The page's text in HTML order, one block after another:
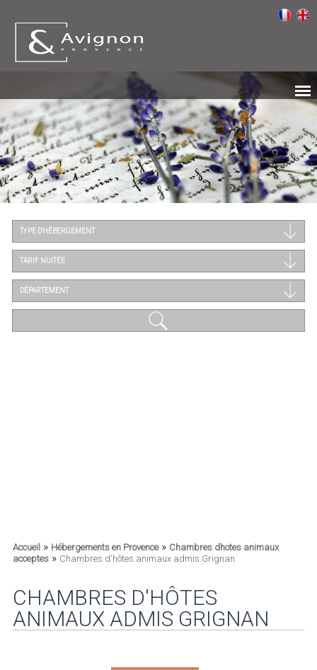
TYPE D'HÉBERGEMENT
TARIF NUITÉE
DÉPARTEMENT
Accueil» Hébergements en Provence» Chambres dhotes animaux
acceptes» Chambres d'hôtes animaux admis Grignan
CHAMBRES D'HÔTES
ANIMAUX ADMIS GRIGNAN